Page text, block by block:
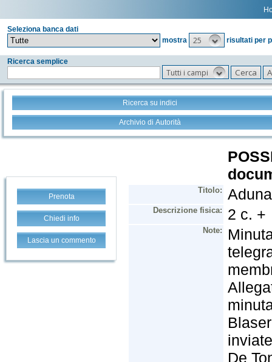
Seleziona banca dati
mostra
25 risultati per
Ricerca semplice
Tutti i campi
Ricerca su indici
Archivio di Autorità
Prenota
Chiedi info
Lascia un commento